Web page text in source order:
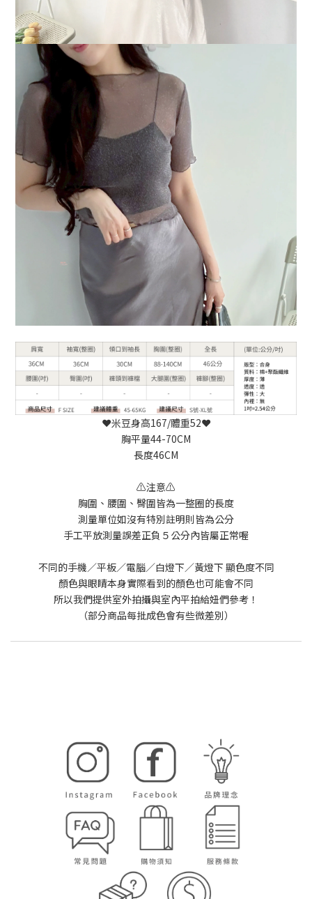
❤️米豆身高167/體重52❤️
胸平量44-70CM
長度46CM
⚠️注意⚠️
胸圍、腰圍、臀圍皆為一整圈的長度
測量單位如沒有特別註明則皆為公分
手工平放測量誤差正負５公分內皆屬正常喔
不同的手機／平板／電腦／白燈下／黃燈下 顯色度不同
顏色與眼睛本身實際看到的顏色也可能會不同
所以我們提供室外拍攝與室內平拍給妞們參考！
（部分商品每批成色會有些微差別）